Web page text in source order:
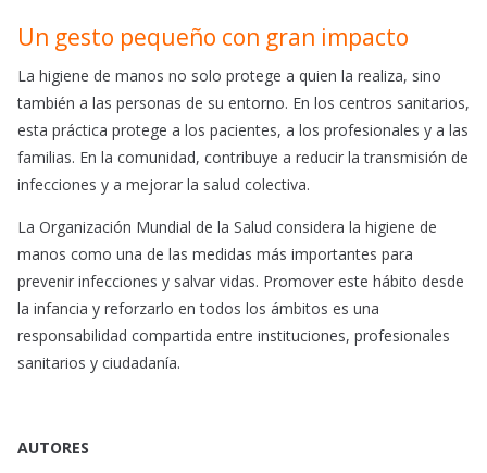
Un gesto pequeño con gran impacto
La higiene de manos no solo protege a quien la realiza, sino
también a las personas de su entorno. En los centros sanitarios,
esta práctica protege a los pacientes, a los profesionales y a las
familias. En la comunidad, contribuye a reducir la transmisión de
infecciones y a mejorar la salud colectiva.
La Organización Mundial de la Salud considera la higiene de
manos como una de las medidas más importantes para
prevenir infecciones y salvar vidas. Promover este hábito desde
la infancia y reforzarlo en todos los ámbitos es una
responsabilidad compartida entre instituciones, profesionales
sanitarios y ciudadanía.
AUTORES